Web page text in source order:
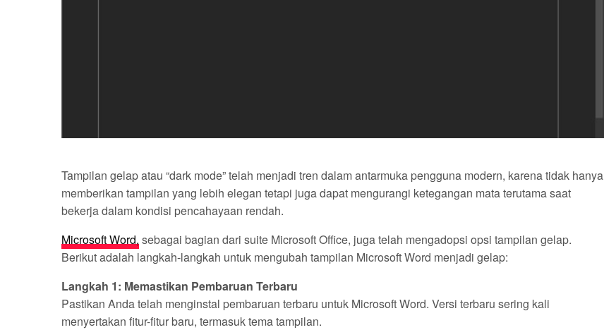
Tampilan gelap atau “dark mode” telah menjadi tren dalam antarmuka pengguna modern, karena tidak hanya
memberikan tampilan yang lebih elegan tetapi juga dapat mengurangi ketegangan mata terutama saat
bekerja dalam kondisi pencahayaan rendah.
Microsoft Word, sebagai bagian dari suite Microsoft Office, juga telah mengadopsi opsi tampilan gelap.
Berikut adalah langkah-langkah untuk mengubah tampilan Microsoft Word menjadi gelap:
Langkah 1: Memastikan Pembaruan Terbaru
Pastikan Anda telah menginstal pembaruan terbaru untuk Microsoft Word. Versi terbaru sering kali
menyertakan fitur-fitur baru, termasuk tema tampilan.